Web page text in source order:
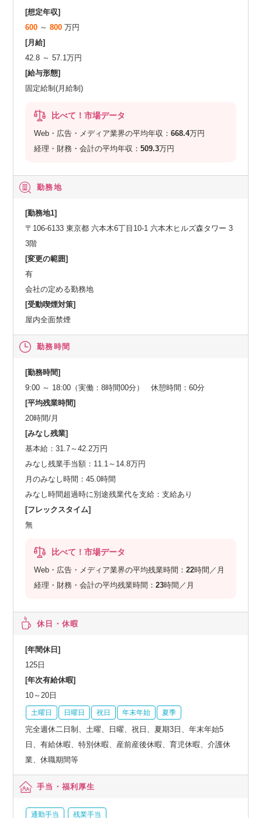
[想定年収]
600 ～800 万円
[月給]
42.8 ～ 57.1万円
[給与形態]
固定給制(月給制)
比べて！市場データ
Web・広告・メディア業界の平均年収：668.4万円
経理・財務・会計の平均年収：509.3万円
勤務地
[勤務地1]
〒106-6133 東京都 六本木6丁目10-1 六本木ヒルズ森タワー 3
3階
[変更の範囲]
有
会社の定める勤務地
[受動喫煙対策]
屋内全面禁煙
勤務時間
[勤務時間]
9:00 ～ 18:00（実働：8時間00分） 休憩時間：60分
[平均残業時間]
20時間/月
[みなし残業]
基本給：31.7～42.2万円
みなし残業手当額：11.1～14.8万円
月のみなし時間：45.0時間
みなし時間超過時に別途残業代を支給：支給あり
[フレックスタイム]
無
比べて！市場データ
Web・広告・メディア業界の平均残業時間：22時間／月
経理・財務・会計の平均残業時間：23時間／月
休日・休暇
[年間休日]
125日
[年次有給休暇]
10～20日
土曜日 日曜日 祝日 年末年始 夏季
完全週休二日制、土曜、日曜、祝日、夏期3日、年末年始5
日、有給休暇、特別休暇、産前産後休暇、育児休暇、介護休
業、休職期間等
手当・福利厚生
通勤手当 残業手当